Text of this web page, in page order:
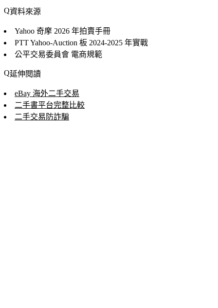
資料來源
Yahoo 奇摩 2026 年拍賣手冊
PTT Yahoo-Auction 板 2024-2025 年實戰
公平交易委員會 電商規範
延伸閱讀
eBay 海外二手交易
二手書平台完整比較
二手交易防詐騙